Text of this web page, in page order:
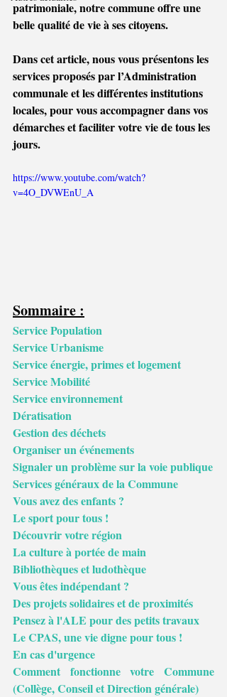
patrimoniale, notre commune offre une
belle qualité de vie à ses citoyens.
Dans cet article, nous vous présentons les
services proposés par l’Administration
communale et les différentes institutions
locales, pour vous accompagner dans vos
démarches et faciliter votre vie de tous les
jours.
https://www.youtube.com/watch?
v=4O_DVWEnU_A
Sommaire :
Service Population
Service Urbanisme
Service énergie, primes et logement
Service Mobilité
Service environnement
Dératisation
Gestion des déchets
Organiser un événements
Signaler un problème sur la voie publique
Services généraux de la Commune
Vous avez des enfants ?
Le sport pour tous !
Découvrir votre région
La culture à portée de main
Bibliothèques et ludothèque
Vous êtes indépendant ?
Des projets solidaires et de proximités
Pensez à l'ALE pour des petits travaux
Le CPAS, une vie digne pour tous !
En cas d'urgence
Comment fonctionne votre Commune
(Collège, Conseil et Direction générale)